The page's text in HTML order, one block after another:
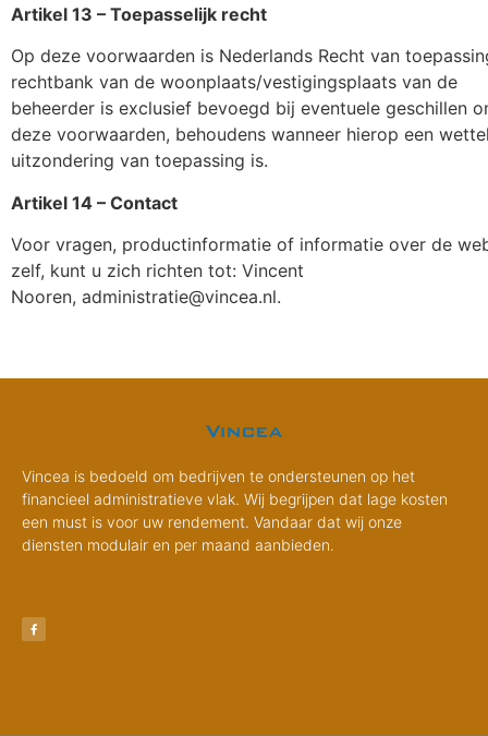
Artikel 13 – Toepasselijk recht
Op deze voorwaarden is Nederlands Recht van
rechtbank van de woonplaats/vestigingsplaats van de
beheerder is exclusief bevoegd bij eventuele geschillen
deze voorwaarden, behoudens wanneer hierop een
uitzondering van toepassing is.
Artikel 14 – Contact
Voor vragen, productinformatie of informatie over de
zelf, kunt u zich richten tot: Vincent
Nooren, administratie@vincea.nl.
Vincea is bedoeld om bedrijven te ondersteunen op het
financieel administratieve vlak. Wij begrijpen dat lage kosten
een must is voor uw rendement. Vandaar dat wij onze
diensten modulair en per maand aanbieden.